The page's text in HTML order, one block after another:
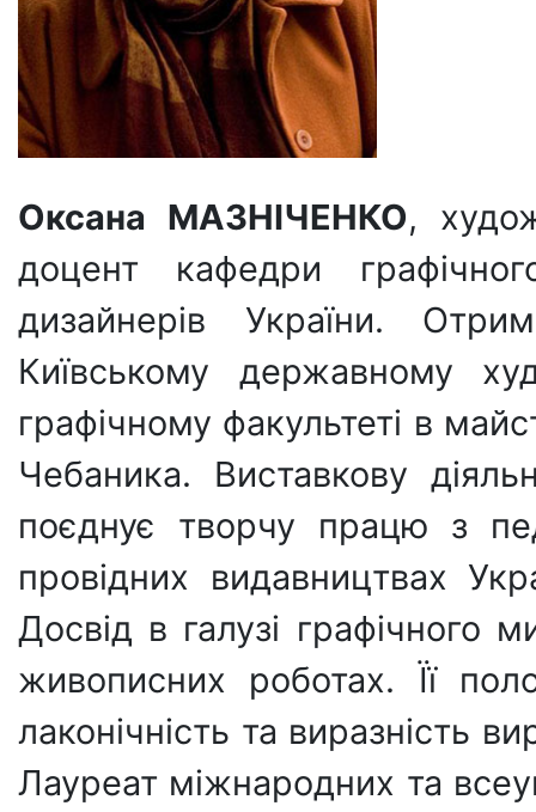
Оксана МАЗНІЧЕНКО,
доцент кафедри
дизайнерів України.
Київському державному
графічному факультеті в
Чебаника. Виставкову
поєднує творчу працю з
провідних видавництвах
Досвід в галузі графічного
живописних роботах. Її
лаконічність та виразність
Лауреат міжнародних та